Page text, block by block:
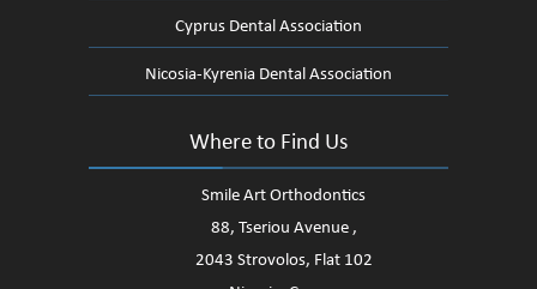
Cyprus Dental Association
Nicosia-Kyrenia Dental Association
Where to Find Us
Smile Art Orthodontics
88, Tseriou Avenue ,
2043 Strovolos, Flat 102